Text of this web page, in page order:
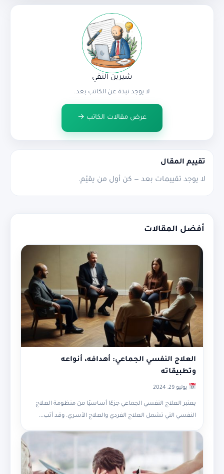
شيرين التقي
لا يوجد نبذة عن الكاتب بعد.
عرض مقالات الكاتب →
تقييم المقال
لا يوجد تقييمات بعد — كن أول من يقيّم.
أفضل المقالات
العلاج النفسي الجماعي: أهدافه، أنواعه
وتطبيقاته
يوليو 29, 2024
يعتبر العلاج النفسي الجماعي جزءًا أساسيًا من منظومة العلاج
النفسي التي تشمل العلاج الفردي والعلاج الأسري. وقد أثب...